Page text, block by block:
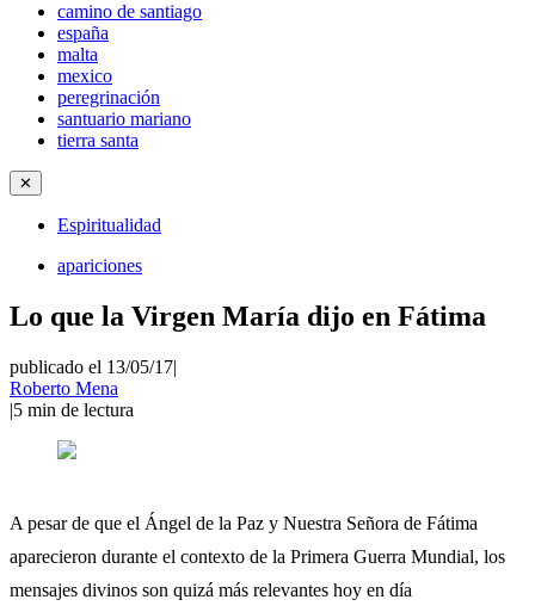
camino de santiago
españa
malta
mexico
peregrinación
santuario mariano
tierra santa
✕
Espiritualidad
apariciones
Lo que la Virgen María dijo en Fátima
publicado el 13/05/17|
Roberto Mena
|5 min de lectura
A pesar de que el Ángel de la Paz y Nuestra Señora de Fátima
aparecieron durante el contexto de la Primera Guerra Mundial, los
mensajes divinos son quizá más relevantes hoy en día